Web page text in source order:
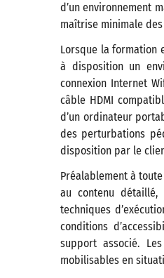
d’un environnement
maîtrise minimale
Lorsque la formation
à disposition un
connexion Internet
câble HDMI
d’un ordinateur
des perturbations
disposition par le
Préalablement à
au contenu détaillé,
techniques
conditions
support associé.
mobilisables en